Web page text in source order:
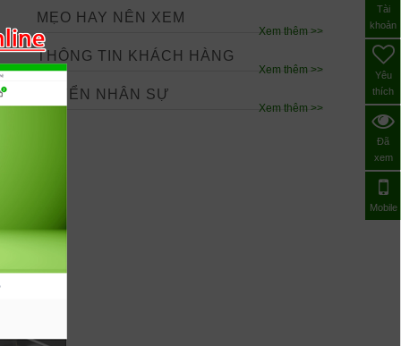
MẸO HAY NÊN XEM
Xem thêm >>
THÔNG TIN KHÁCH HÀNG
Xem thêm >>
TUYỂN NHÂN SỰ
Xem thêm >>
Tài
khoản
Yêu
thích
Đã
xem
Mobile